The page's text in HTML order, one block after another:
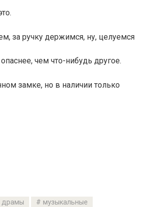
за ручку держимся, ну, целуемся
чем что-нибудь другое.
замке, но в наличии только
драмы музыкальные